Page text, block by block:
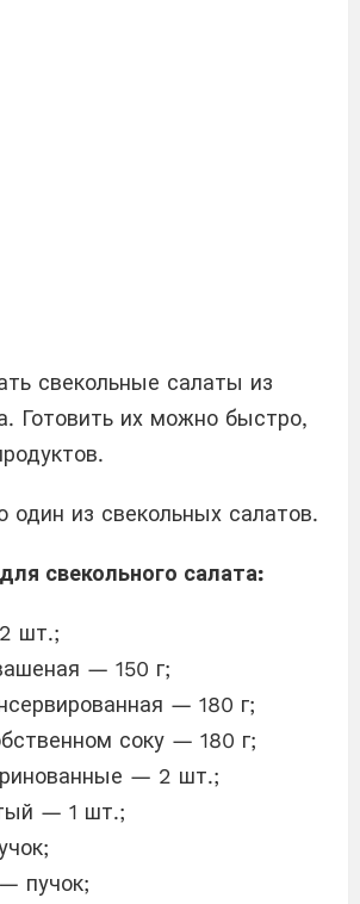
свекольные салаты из
Готовить их можно быстро,
один из свекольных салатов.
свекольного салата:
шт.;
— 150 г;
— 180 г;
соку — 180 г;
— 2 шт.;
— 1 шт.;
пучок;